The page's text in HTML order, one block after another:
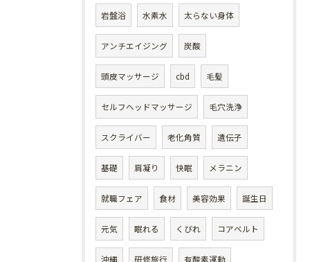
岩盤浴 水素水 太らない身体
アンチエイジング 炭酸
頭皮マッサージ cbd 毛髪
セルフヘッドマッサージ 毛穴洗浄
スクライバー 老化角質 遺伝子
基礎 肩凝り 快眠 メラニン
就職フェア 食材 美容効果 誕生日
元気 眠れる くびれ コアベルト
沖縄 研修旅行 有酸素運動